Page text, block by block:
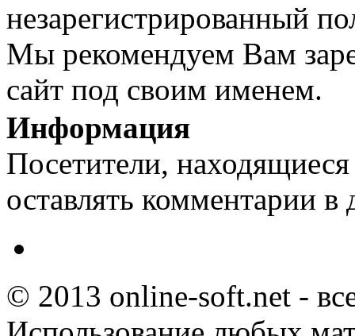
незарегистрированный
Мы рекомендуем Вам
сайт под своим именем.
Информация
Посетители,
оставлять комментарии в
© 2013 online-soft.net -